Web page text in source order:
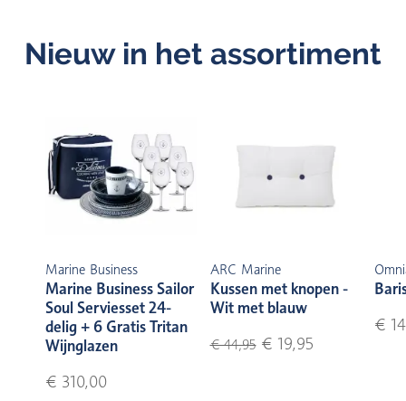
Nieuw in het assortiment
Marine Business
Marine Business Sailor
Soul Serviesset 24-
delig + 6 Gratis Tritan
Wijnglazen
€ 310,00
ARC Marine
Kussen met knopen -
Wit met blauw
€ 44,95€ 19,95
€